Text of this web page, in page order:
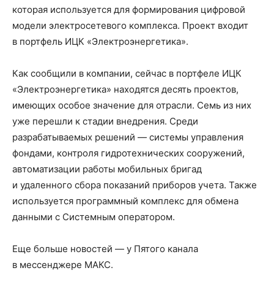
которая используется для формирования цифровой
модели электросетевого комплекса. Проект входит
в портфель ИЦК «Электроэнергетика».
Как сообщили в компании, сейчас в портфеле ИЦК
«Электроэнергетика» находятся десять проектов,
имеющих особое значение для отрасли. Семь из них
уже перешли к стадии внедрения. Среди
разрабатываемых решений — системы управления
фондами, контроля гидротехнических сооружений,
автоматизации работы мобильных бригад
и удаленного сбора показаний приборов учета. Также
используется программный комплекс для обмена
данными с Системным оператором.
Еще больше новостей — у Пятого канала
в мессенджере МАКС.